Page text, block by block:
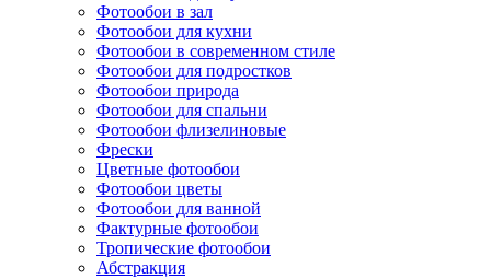
Фотообои в зал
Фотообои для кухни
Фотообои в современном стиле
Фотообои для подростков
Фотообои природа
Фотообои для спальни
Фотообои флизелиновые
Фрески
Цветные фотообои
Фотообои цветы
Фотообои для ванной
Фактурные фотообои
Тропические фотообои
Абстракция